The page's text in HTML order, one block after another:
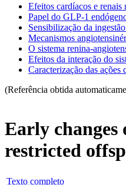
Efeitos cardíacos e renais
Papel do GLP-1
Sensibilização da
Mecanismos
O sistema renina-
Efeitos da interação do
Caracterização das
(Referência obtida
Early
restricted
Texto completo